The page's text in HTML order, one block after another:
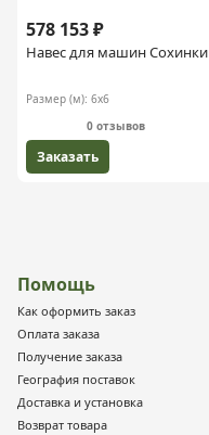
578 153 ₽
Навес для машин Сохинки
Размер (м): 6х6
0 отзывов
Заказать
Помощь
Как оформить заказ
Оплата заказа
Получение заказа
География поставок
Доставка и установка
Возврат товара